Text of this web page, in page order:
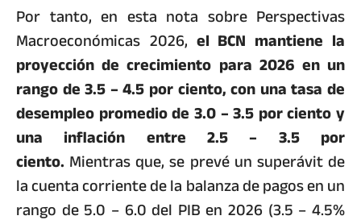
Por tanto, en esta nota sobre Perspectivas
Macroeconómicas 2026, el BCN mantiene la
proyección de crecimiento para 2026 en un
rango de 3.5 – 4.5 por ciento, con una tasa de
desempleo promedio de 3.0 – 3.5 por ciento y
una inflación entre 2.5 – 3.5 por
ciento. Mientras que, se prevé un superávit de
la cuenta corriente de la balanza de pagos en un
rango de 5.0 – 6.0 del PIB en 2026 (3.5 – 4.5%